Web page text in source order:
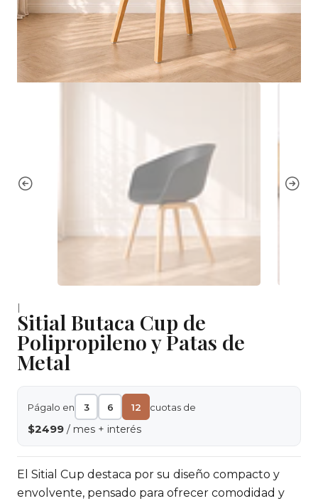
|
Sitial Butaca Cup de
Polipropileno y Patas de
Metal
Págalo en 3 6 12 cuotas de
$2499 / mes + interés
El Sitial Cup destaca por su diseño compacto y
envolvente, pensado para ofrecer comodidad y